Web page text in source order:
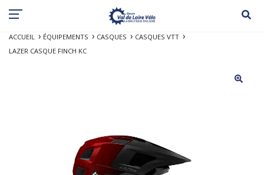
ACCUEIL ÉQUIPEMENTS CASQUES
CASQUES VTT
LAZER CASQUE FINCH KC